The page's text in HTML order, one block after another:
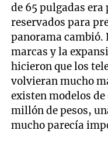
de 65 pulgadas era
reservados para
panorama cambió.
marcas y la
hicieron que los
volvieran mucho
existen modelos
millón de pesos,
mucho parecía